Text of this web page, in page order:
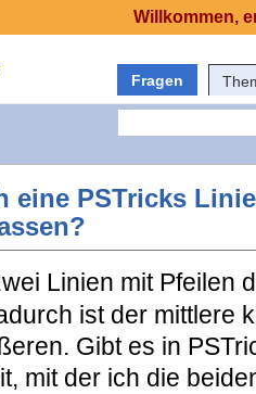
Fragen
eine PSTricks
Linien mit Pfeilen
ist der mittlere
Gibt es in
mit der ich die
Willkommen,